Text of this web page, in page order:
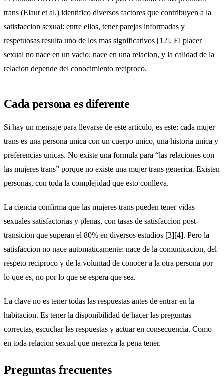
trans (Elaut et al.) identifico diversos factores que contribuyen a la
satisfaccion sexual: entre ellos, tener parejas informadas y
respetuosas resulta uno de los mas significativos [12]. El placer
sexual no nace en un vacio: nace en una relacion, y la calidad de la
relacion depende del conocimiento reciproco.
Cada persona es diferente
Si hay un mensaje para llevarse de este articulo, es este: cada mujer
trans es una persona unica con un cuerpo unico, una historia unica y
preferencias unicas. No existe una formula para “las relaciones con
las mujeres trans” porque no existe una mujer trans generica. Existen
personas, con toda la complejidad que esto conlleva.
La ciencia confirma que las mujeres trans pueden tener vidas
sexuales satisfactorias y plenas, con tasas de satisfaccion post-
transicion que superan el 80% en diversos estudios [3][4]. Pero la
satisfaccion no nace automaticamente: nace de la comunicacion, del
respeto reciproco y de la voluntad de conocer a la otra persona por
lo que es, no por lo que se espera que sea.
La clave no es tener todas las respuestas antes de entrar en la
habitacion. Es tener la disponibilidad de hacer las preguntas
correctas, escuchar las respuestas y actuar en consecuencia. Como
en toda relacion sexual que merezca la pena tener.
Preguntas frecuentes